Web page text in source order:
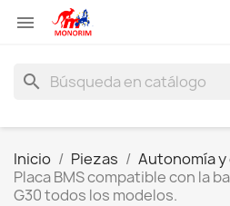

search
Inicio Piezas Autonomía
Placa BMS compatible con la
G30 todos los modelos.